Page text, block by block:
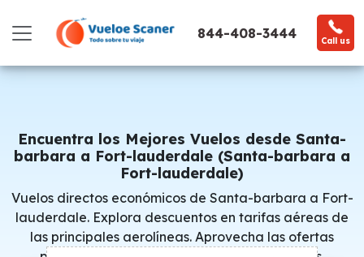
844-408-3444 Call us
Encuentra los Mejores Vuelos desde Santa-
barbara a Fort-lauderdale (Santa-barbara a
Fort-lauderdale)
Vuelos directos económicos de Santa-barbara a Fort-
lauderdale. Explora descuentos en tarifas aéreas de
las principales aerolíneas. Aprovecha las ofertas